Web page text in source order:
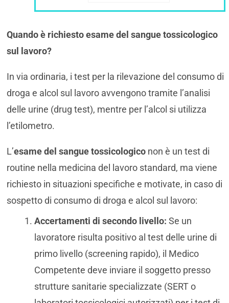
SANITARI
Quando è richiesto esame del sangue tossicologico
sul lavoro?
In via ordinaria, i test per la rilevazione del consumo di
droga e alcol sul lavoro avvengono tramite l’analisi
delle urine (drug test), mentre per l’alcol si utilizza
l’etilometro.
L’esame del sangue tossicologico non è un test di
routine nella medicina del lavoro standard, ma viene
richiesto in situazioni specifiche e motivate, in caso di
sospetto di consumo di droga e alcol sul lavoro:
Accertamenti di secondo livello: Se un
lavoratore risulta positivo al test delle urine di
primo livello (screening rapido), il Medico
Competente deve inviare il soggetto presso
strutture sanitarie specializzate (SERT o